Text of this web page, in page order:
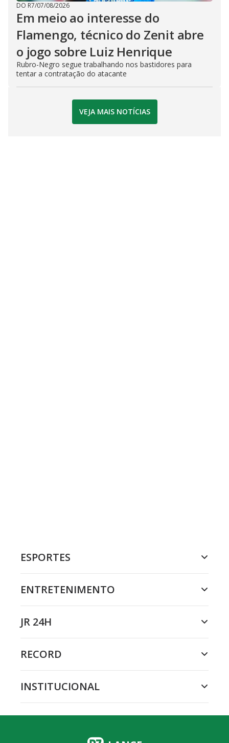
DO R7/07/08/2026
Em meio ao interesse do
Flamengo, técnico do Zenit abre
o jogo sobre Luiz Henrique
Rubro-Negro segue trabalhando nos bastidores para
tentar a contratação do atacante
VEJA MAIS NOTÍCIAS
ESPORTES
ENTRETENIMENTO
JR 24H
RECORD
INSTITUCIONAL